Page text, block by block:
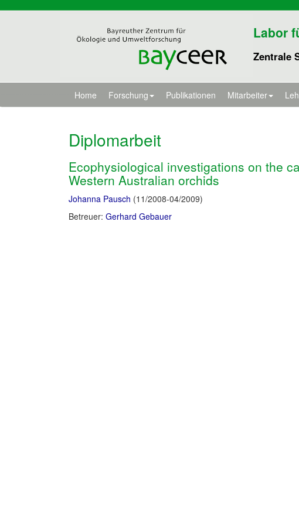
Labor
Zentrale
Home Forschung Publikationen Mitarbeiter
Diplomarbeit
Ecophysiological investigations on the
Western Australian orchids
Johanna Pausch (11/2008-04/2009)
Betreuer: Gerhard Gebauer